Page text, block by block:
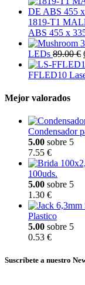
1819-T1
ABS 455 x
LEDs 89.00 €
FFLED10
Mejor valorados
Condensador
5.00 sobre 5
7.55 €
100uds.
5.00 sobre 5
1.30 €
Plastico
5.00 sobre 5
0.53 €
Suscríbete a nuestro